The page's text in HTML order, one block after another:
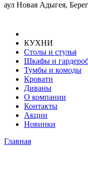
аул Новая Адыгея,
КУХНИ
Столы и стулья
Шкафы и
Тумбы и комоды
Кровати
Диваны
О компании
Контакты
Акции
Новинки
Главная